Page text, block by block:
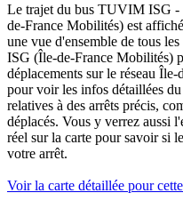
Le trajet du bus TUVIM ISG
de-France Mobilités) est
une vue d'ensemble de tous
ISG (Île-de-France Mobilités)
déplacements sur le réseau
pour voir les infos détaillées
relatives à des arrêts précis,
déplacés. Vous y verrez aussi
réel sur la carte pour savoir si
votre arrêt.
Voir la carte détaillée pour